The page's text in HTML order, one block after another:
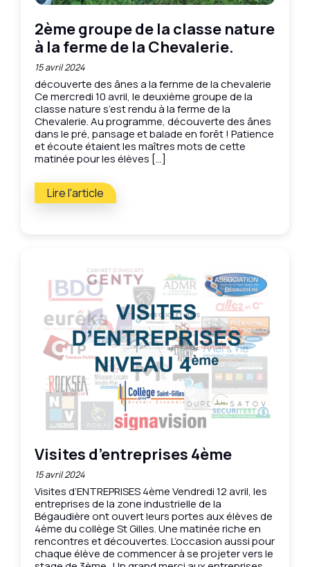
2ème groupe de la classe nature
à la ferme de la Chevalerie.
15 avril 2024
découverte des ânes a la fernme de la chevalerie
Ce mercredi 10 avril, le deuxième groupe de la
classe nature s’est rendu à la ferme de la
Chevalerie. Au programme, découverte des ânes
dans le pré, pansage et balade en forêt ! Patience
et écoute étaient les maîtres mots de cette
matinée pour les élèves […]
Lire l'article
Visites d’entreprises 4ème
15 avril 2024
Visites d’ENTREPRISES 4ème Vendredi 12 avril, les
entreprises de la zone industrielle de la
Bégaudière ont ouvert leurs portes aux élèves de
4ème du collège St Gilles. Une matinée riche en
rencontres et découvertes. L’occasion aussi pour
chaque élève de commencer à se projeter vers le